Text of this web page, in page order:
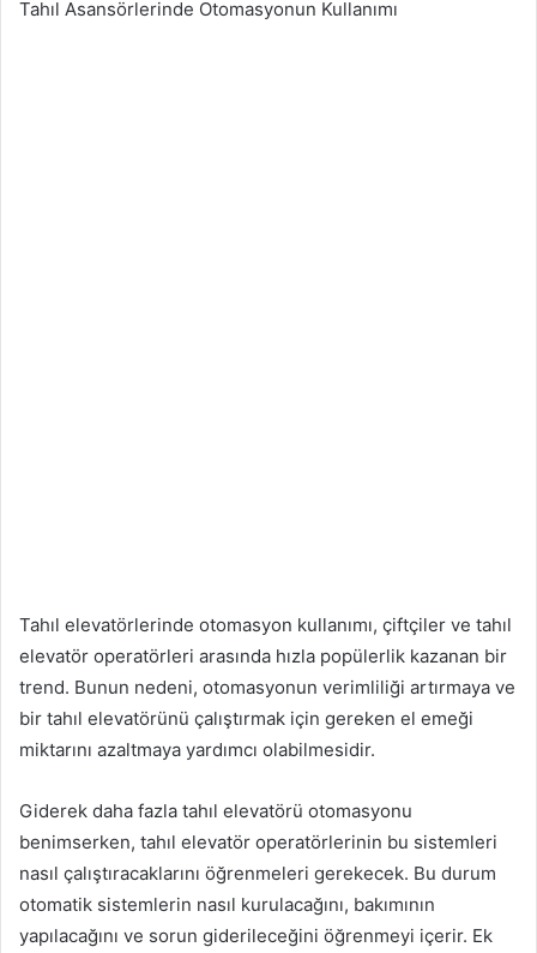
Tahıl Asansörlerinde Otomasyonun Kullanımı
Tahıl elevatörlerinde otomasyon kullanımı, çiftçiler ve tahıl
elevatör operatörleri arasında hızla popülerlik kazanan bir
trend. Bunun nedeni, otomasyonun verimliliği artırmaya ve
bir tahıl elevatörünü çalıştırmak için gereken el emeği
miktarını azaltmaya yardımcı olabilmesidir.
Giderek daha fazla tahıl elevatörü otomasyonu
benimserken, tahıl elevatör operatörlerinin bu sistemleri
nasıl çalıştıracaklarını öğrenmeleri gerekecek. Bu durum
otomatik sistemlerin nasıl kurulacağını, bakımının
yapılacağını ve sorun giderileceğini öğrenmeyi içerir. Ek